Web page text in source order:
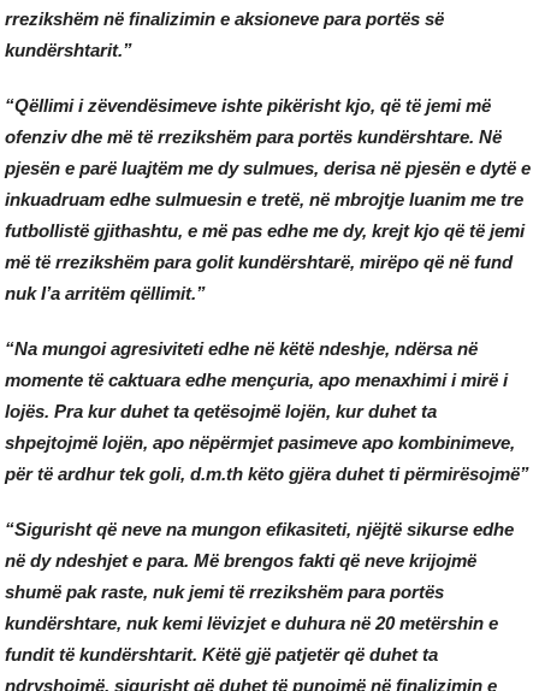
rrezikshëm në finalizimin e aksioneve para portës së
kundërshtarit.”
“Qëllimi i zëvendësimeve ishte pikërisht kjo, që të jemi më
ofenziv dhe më të rrezikshëm para portës kundërshtare. Në
pjesën e parë luajtëm me dy sulmues, derisa në pjesën e dytë e
inkuadruam edhe sulmuesin e tretë, në mbrojtje luanim me tre
futbollistë gjithashtu, e më pas edhe me dy, krejt kjo që të jemi
më të rrezikshëm para golit kundërshtarë, mirëpo që në fund
nuk I’a arritëm qëllimit.”
“Na mungoi agresiviteti edhe në këtë ndeshje, ndërsa në
momente të caktuara edhe mençuria, apo menaxhimi i mirë i
lojës. Pra kur duhet ta qetësojmë lojën, kur duhet ta
shpejtojmë lojën, apo nëpërmjet pasimeve apo kombinimeve,
për të ardhur tek goli, d.m.th këto gjëra duhet ti përmirësojmë”
“Sigurisht që neve na mungon efikasiteti, njëjtë sikurse edhe
në dy ndeshjet e para. Më brengos fakti që neve krijojmë
shumë pak raste, nuk jemi të rrezikshëm para portës
kundërshtare, nuk kemi lëvizjet e duhura në 20 metërshin e
fundit të kundërshtarit. Këtë gjë patjetër që duhet ta
ndryshojmë, sigurisht që duhet të punojmë në finalizimin e